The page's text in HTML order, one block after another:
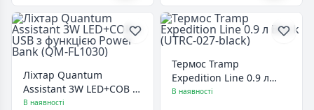
Ліхтар Quantum
Assistant 3W LED+COB з
USB з функцією Power
В наявності
Термос Tramp
Expedition Line 0.9 л
Black (UTRC-027-black)
В наявності